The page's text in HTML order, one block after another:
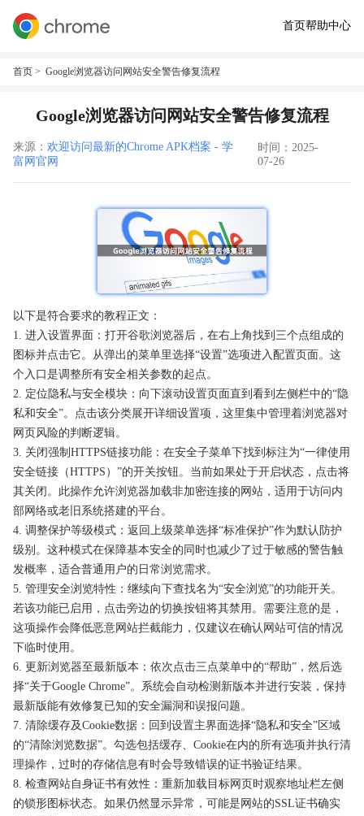
首页帮助中心
首页 > Google浏览器访问网站安全警告修复流程
Google浏览器访问网站安全警告修复流程
来源： 欢迎访问最新的Chrome APK档案 - 学
富网官网
时间：2025-
07-26
以下是符合要求的教程正文：
1. 进入设置界面：打开谷歌浏览器后，在右上角找到三个点组成的
图标并点击它。从弹出的菜单里选择“设置”选项进入配置页面。这
个入口是调整所有安全相关参数的起点。
2. 定位隐私与安全模块：向下滚动设置页面直到看到左侧栏中的“隐
私和安全”。点击该分类展开详细设置项，这里集中管理着浏览器对
网页风险的判断逻辑。
3. 关闭强制HTTPS链接功能：在安全子菜单下找到标注为“一律使用
安全链接（HTTPS）”的开关按钮。当前如果处于开启状态，点击将
其关闭。此操作允许浏览器加载非加密连接的网站，适用于访问内
部网络或老旧系统搭建的平台。
4. 调整保护等级模式：返回上级菜单选择“标准保护”作为默认防护
级别。这种模式在保障基本安全的同时也减少了过于敏感的警告触
发概率，适合普通用户的日常浏览需求。
5. 管理安全浏览特性：继续向下查找名为“安全浏览”的功能开关。
若该功能已启用，点击旁边的切换按钮将其禁用。需要注意的是，
这项操作会降低恶意网站拦截能力，仅建议在确认网站可信的情况
下临时使用。
6. 更新浏览器至最新版本：依次点击三点菜单中的“帮助”，然后选
择“关于Google Chrome”。系统会自动检测新版本并进行安装，保持
最新版能有效修复已知的安全漏洞和误报问题。
7. 清除缓存及Cookie数据：回到设置主界面选择“隐私和安全”区域
的“清除浏览数据”。勾选包括缓存、Cookie在内的所有选项并执行清
理操作，过时的存储信息有时会导致错误的证书验证结果。
8. 检查网站自身证书有效性：重新加载目标网页时观察地址栏左侧
的锁形图标状态。如果仍然显示异常，可能是网站的SSL证书确实